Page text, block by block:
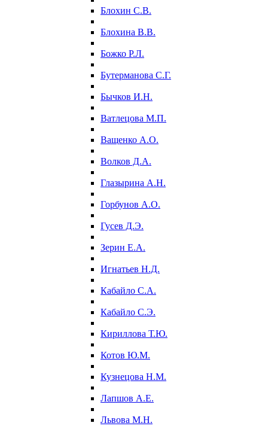
Блохин С.В.
Блохина В.В.
Божко Р.Л.
Бутерманова С.Г.
Бычков И.Н.
Ватлецова М.П.
Ващенко А.О.
Волков Д.А.
Глазырина А.Н.
Горбунов А.О.
Гусев Д.Э.
Зерин Е.А.
Игнатьев Н.Д.
Кабайло С.А.
Кабайло С.Э.
Кириллова Т.Ю.
Котов Ю.М.
Кузнецова Н.М.
Лапшов А.Е.
Львова М.Н.